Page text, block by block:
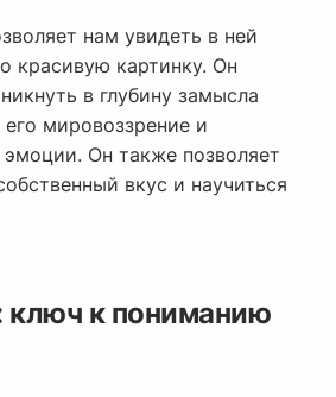
нам увидеть в ней
красивую картинку. Он
в глубину замысла
мировоззрение и
эмоции. Он также позволяет
вкус и научиться
ключ к пониманию